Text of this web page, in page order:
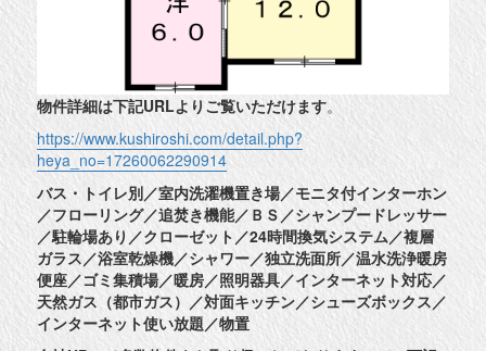
物件詳細は下記URLよりご覧いただけます。
https://www.kushiroshi.com/detail.php?
heya_no=17260062290914
バス・トイレ別／室内洗濯機置き場／モニタ付インターホン
／フローリング／追焚き機能／ＢＳ／シャンプードレッサー
／駐輪場あり／クローゼット／24時間換気システム／複層
ガラス／浴室乾燥機／シャワー／独立洗面所／温水洗浄暖房
便座／ゴミ集積場／暖房／照明器具／インターネット対応／
天然ガス（都市ガス）／対面キッチン／シューズボックス／
インターネット使い放題／物置